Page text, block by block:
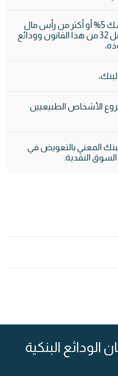
ودائع كل مساهم يمسك 5% أو أكثر من رأس مال
البنك المشار إليه بالفصل 32 من هذا القانون وودائع
الأشخاص الطبيعيين
المعني بالتعويض في
النقدية.
البنكية